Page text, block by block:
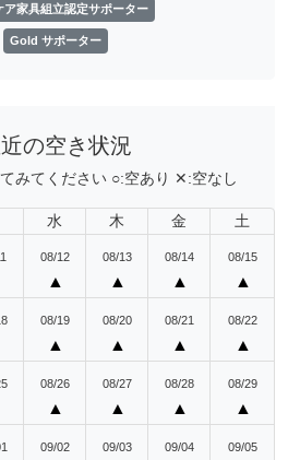
ア家具組立認定サポーター
Gold サポーター
の空き状況
みてください ○:空あり ✕:空なし
水 木 金 土
08/12
▲
08/13
▲
08/14
▲
08/15
▲
08/19
▲
08/20
▲
08/21
▲
08/22
▲
08/26
▲
08/27
▲
08/28
▲
08/29
▲
09/02 09/03 09/04 09/05